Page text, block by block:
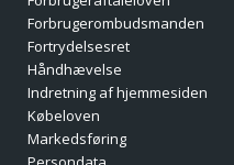
Forbrugerombudsmanden
Fortrydelsesret
Håndhævelse
Indretning af hjemmesiden
Købeloven
Markedsføring